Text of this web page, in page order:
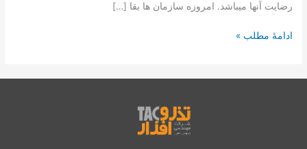
رضایت آنها میباشد. امروزه سازمان ها بقا […]
ادامۀ مطلب »